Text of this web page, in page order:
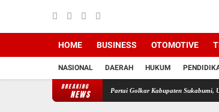
HOME BUSINESS OTOMOTIVE
NASIONAL DAERAH HUKUM
BREAKING
NEWS
di Tubuh DPD Partai Golkar Kabupaten Sukabumi, Ujian Soliditas